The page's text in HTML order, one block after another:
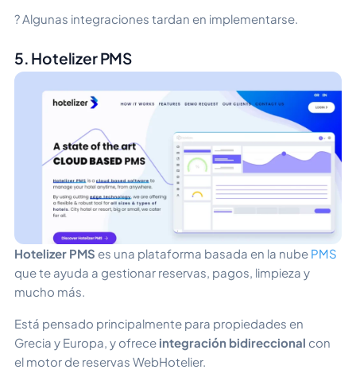
? Algunas integraciones tardan en implementarse.
5. Hotelizer PMS
Hotelizer PMS es una plataforma basada en la nube PMS
que te ayuda a gestionar reservas, pagos, limpieza y
mucho más.
Está pensado principalmente para propiedades en
Grecia y Europa, y ofrece integración bidireccional con
el motor de reservas WebHotelier.